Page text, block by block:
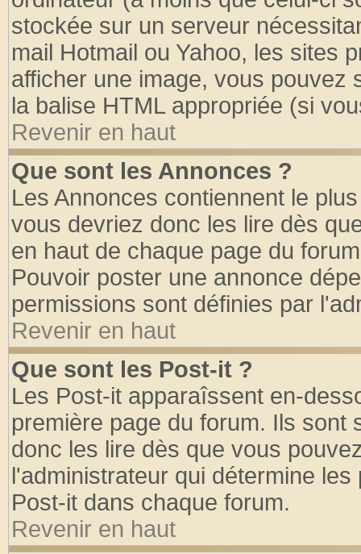
stockée sur un serveur
mail Hotmail ou Yahoo, les sites
afficher une image, vous pouvez
la balise HTML appropriée (si
Revenir en haut
Que sont les Annonces ?
Les Annonces contiennent le
vous devriez donc les lire dès
en haut de chaque page du
Pouvoir poster une annonce
permissions sont définies par
Revenir en haut
Que sont les Post-it ?
Les Post-it apparaîssent en-
première page du forum. Ils
donc les lire dès que vous
l'administrateur qui détermine
Post-it dans chaque forum.
Revenir en haut